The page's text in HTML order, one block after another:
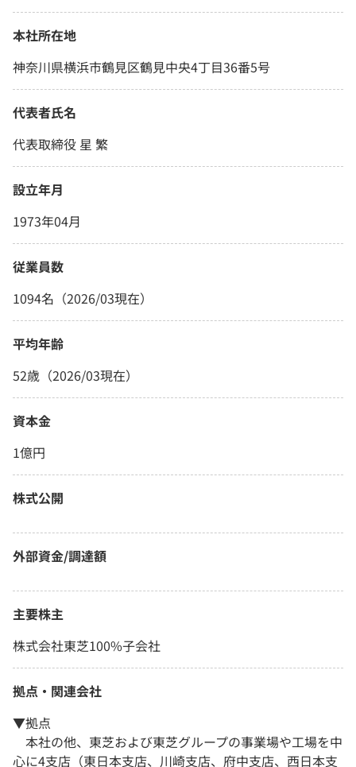
本社所在地
神奈川県横浜市鶴見区鶴見中央4丁目36番5号
代表者氏名
代表取締役 星 繁
設立年月
1973年04月
従業員数
1094名（2026/03現在）
平均年齢
52歳（2026/03現在）
資本金
1億円
株式公開
外部資金/調達額
主要株主
株式会社東芝100%子会社
拠点・関連会社
▼拠点
本社の他、東芝および東芝グループの事業場や工場を中
心に4支店（東日本支店、川崎支店、府中支店、西日本支